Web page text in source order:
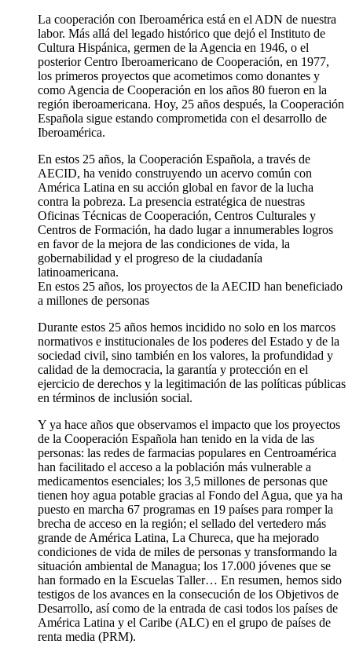
La cooperación con Iberoamérica está en el ADN de nuestra
labor. Más allá del legado histórico que dejó el Instituto de
Cultura Hispánica, germen de la Agencia en 1946, o el
posterior Centro Iberoamericano de Cooperación, en 1977,
los primeros proyectos que acometimos como donantes y
como Agencia de Cooperación en los años 80 fueron en la
región iberoamericana. Hoy, 25 años después, la Cooperación
Española sigue estando comprometida con el desarrollo de
Iberoamérica.
En estos 25 años, la Cooperación Española, a través de
AECID, ha venido construyendo un acervo común con
América Latina en su acción global en favor de la lucha
contra la pobreza. La presencia estratégica de nuestras
Oficinas Técnicas de Cooperación, Centros Culturales y
Centros de Formación, ha dado lugar a innumerables logros
en favor de la mejora de las condiciones de vida, la
gobernabilidad y el progreso de la ciudadanía
latinoamericana.
En estos 25 años, los proyectos de la AECID han beneficiado
a millones de personas
Durante estos 25 años hemos incidido no solo en los marcos
normativos e institucionales de los poderes del Estado y de la
sociedad civil, sino también en los valores, la profundidad y
calidad de la democracia, la garantía y protección en el
ejercicio de derechos y la legitimación de las políticas públicas
en términos de inclusión social.
Y ya hace años que observamos el impacto que los proyectos
de la Cooperación Española han tenido en la vida de las
personas: las redes de farmacias populares en Centroamérica
han facilitado el acceso a la población más vulnerable a
medicamentos esenciales; los 3,5 millones de personas que
tienen hoy agua potable gracias al Fondo del Agua, que ya ha
puesto en marcha 67 programas en 19 países para romper la
brecha de acceso en la región; el sellado del vertedero más
grande de América Latina, La Chureca, que ha mejorado
condiciones de vida de miles de personas y transformando la
situación ambiental de Managua; los 17.000 jóvenes que se
han formado en la Escuelas Taller… En resumen, hemos sido
testigos de los avances en la consecución de los Objetivos de
Desarrollo, así como de la entrada de casi todos los países de
América Latina y el Caribe (ALC) en el grupo de países de
renta media (PRM).